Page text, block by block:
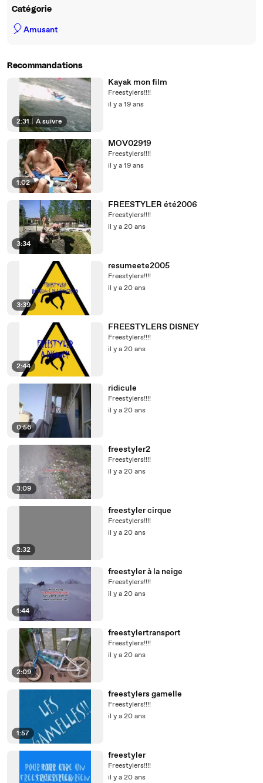
Catégorie
🎈Amusant
Recommandations
2:31 | À suivre
Kayak mon film
Freestylers!!!!
il y a 19 ans
1:02
MOV02919
Freestylers!!!!
il y a 19 ans
3:34
FREESTYLER été2006
Freestylers!!!!
il y a 20 ans
3:39
resumeete2005
Freestylers!!!!
il y a 20 ans
2:44
FREESTYLERS DISNEY
Freestylers!!!!
il y a 20 ans
0:56
ridicule
Freestylers!!!!
il y a 20 ans
3:09
freestyler2
Freestylers!!!!
il y a 20 ans
2:32
freestyler cirque
Freestylers!!!!
il y a 20 ans
1:44
freestyler à la neige
Freestylers!!!!
il y a 20 ans
2:09
freestylertransport
Freestylers!!!!
il y a 20 ans
1:57
freestylers gamelle
Freestylers!!!!
il y a 20 ans
freestyler
Freestylers!!!!
il y a 20 ans